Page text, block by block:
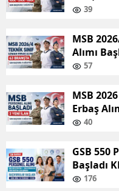
39
MSB
Alımı
Şartları
57
MSB
Erbaş
9 Ağustos
40
GSB 550
Başladı
176